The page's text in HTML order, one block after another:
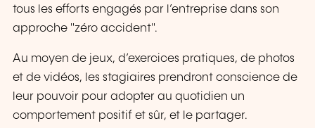
tous les efforts engagés par l’entreprise dans son
approche "zéro accident".
Au moyen de jeux, d’exercices pratiques, de photos
et de vidéos, les stagiaires prendront conscience de
leur pouvoir pour adopter au quotidien un
comportement positif et sûr, et le partager.